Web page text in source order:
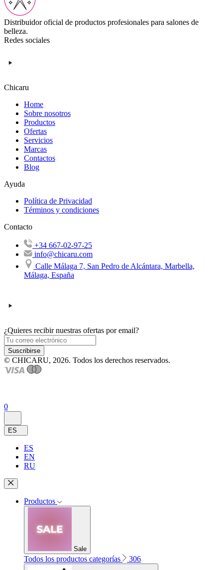
Distribuidor oficial de productos profesionales para salones de
belleza.
Redes sociales
Chicaru
Home
Sobre nosotros
Productos
Ofertas
Servicios
Marcas
Contactos
Blog
Ayuda
Política de Privacidad
Términos y condiciones
Contacto
+34 667-02-97-25
info@chicaru.com
Calle Málaga 7, San Pedro de Alcántara, Marbella,
Málaga, España
¿Quieres recibir nuestras ofertas por email?
Suscribirse
© CHICARU, 2026. Todos los derechos reservados.
0
ES
ES
EN
RU
Productos
Sale
Todos los productos categorías 306